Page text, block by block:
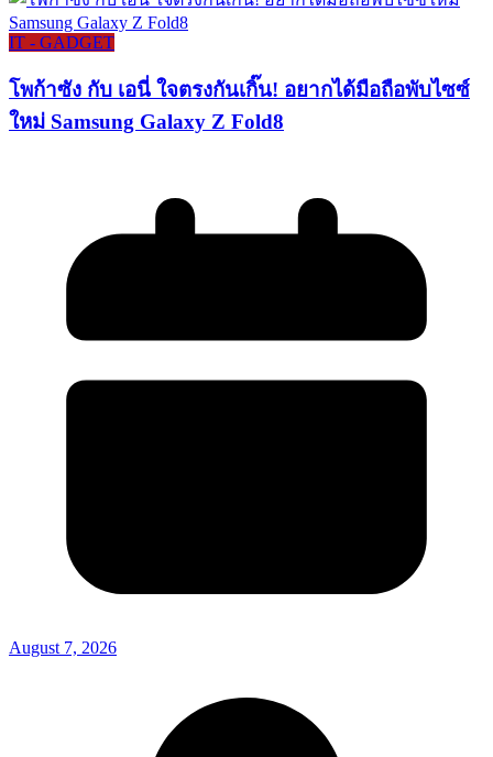
IT - GADGET
โพก้าซัง กับ เอนี่ ใจตรงกันเกิ๊น! อยากได้มือถือพับไซซ์
ใหม่ Samsung Galaxy Z Fold8
August 7, 2026